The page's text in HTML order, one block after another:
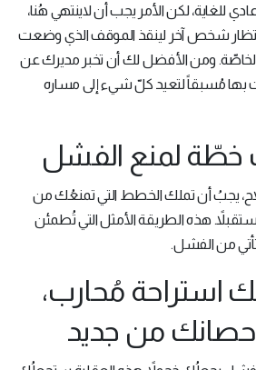
للغاية، لكن الأمر يجب أن لاينتهي هُنا،
شخص آخر لينقذ الموقف الذي وضعت
ومن الأفضل لك أن تخبر مديرك عن
بها مُسبقاً لتعيد كلّ شيء إلى مساره
يجبُ أن تملك الخطط التي تمنعُك من
هذه الطريقة الأمثل التي تُطمئن
تأتي من الفشل.
استراحة مُحارب،
من جديد